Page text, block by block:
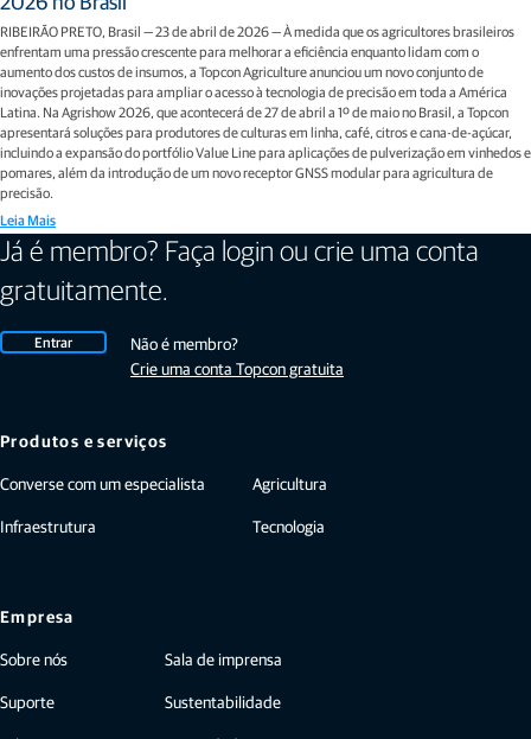
RIBEIRÃO PRETO, Brasil — 23 de abril de 2026 — À medida que os agricultores brasileiros
enfrentam uma pressão crescente para melhorar a eficiência enquanto lidam com o
aumento dos custos de insumos, a Topcon Agriculture anunciou um novo conjunto de
inovações projetadas para ampliar o acesso à tecnologia de precisão em toda a América
Latina. Na Agrishow 2026, que acontecerá de 27 de abril a 1º de maio no Brasil, a Topcon
apresentará soluções para produtores de culturas em linha, café, citros e cana-de-açúcar,
incluindo a expansão do portfólio Value Line para aplicações de pulverização em vinhedos e
pomares, além da introdução de um novo receptor GNSS modular para agricultura de
precisão.
Leia Mais
Já é membro? Faça login ou crie uma conta
gratuitamente.
Entrar
Não é membro?
Crie uma conta Topcon gratuita
Produtos e serviços
Converse com um especialista
Infraestrutura
Agricultura
Tecnologia
Empresa
Sobre nós
Suporte
Sala de imprensa
Sustentabilidade